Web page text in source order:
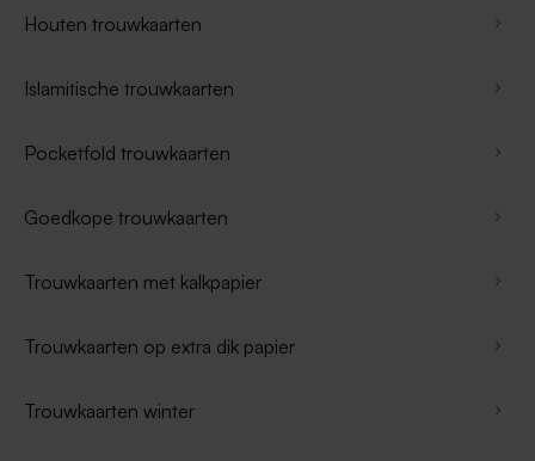
Houten trouwkaarten
Islamitische trouwkaarten
Pocketfold trouwkaarten
Goedkope trouwkaarten
Trouwkaarten met kalkpapier
Trouwkaarten op extra dik papier
Trouwkaarten winter